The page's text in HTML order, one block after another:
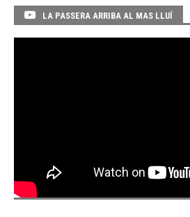
LA PASSERA ARRIBA AL MAS LLUÍ